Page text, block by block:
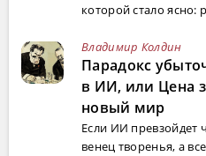
которой стало ясно:
Владимир Колдин
Парадокс
в ИИ, или Цена
новый мир
Если ИИ превзойдет
венец творенья, а